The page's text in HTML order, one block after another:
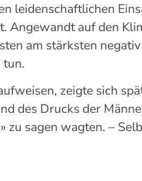
leidenschaftlichen
Angewandt auf den
am stärksten
tun.
zeigte sich
des Drucks der
zu sagen wagten. –